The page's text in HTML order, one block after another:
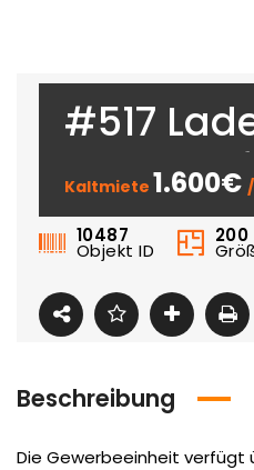
#517
Bad
Kaltmiete 1.600€
10487
Objekt ID
200
Beschreibung
Die Gewerbeeinheit verfügt